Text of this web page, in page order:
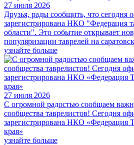
27 июля 2026
Друзья, рады сообщить, что сегодня
зарегистрирована НКО "Федерация
области". Это событие открывает
популяризации таврелей на
узнайте больше
27 июля 2026
С огромной радостью сообщаем
сообщества таврелистов! Сегодня
зарегистрирована НКО «Федерация
края»
узнайте больше